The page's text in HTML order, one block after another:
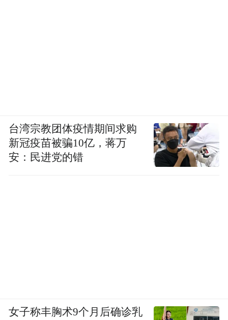
台湾宗教团体疫情期间求购
新冠疫苗被骗10亿，蒋万
安：民进党的错
女子称丰胸术9个月后确诊乳